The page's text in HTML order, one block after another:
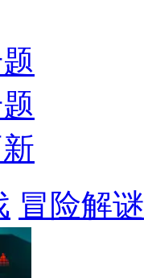
冒险解谜